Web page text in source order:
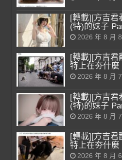
[轉載][方吉君
(特)的妹子
2026 年 8 月 8
[轉載][方吉君
特上在夯什麼
2026 年 8 月 7
[轉載][方吉君
(特)的妹子
2026 年 8 月 7
[轉載][方吉君
特上在夯什麼
2026 年 8 月 6